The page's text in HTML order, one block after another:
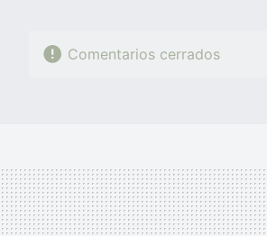
Comentarios cerrados